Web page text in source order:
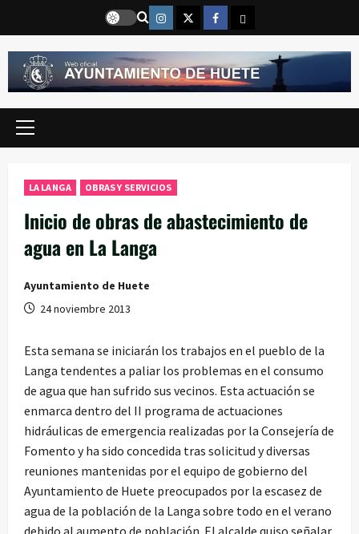
contenido
Instragram
TwitterFacebook
Email
Menú
LA LANGA OBRAS Y SERVICIOS
Inicio de obras de abastecimiento de
agua en La Langa
Ayuntamiento de Huete
24 noviembre 2013
Esta semana se iniciarán los trabajos en el pueblo de la
Langa tendentes a paliar los problemas en el consumo
de agua que han sufrido sus vecinos. Esta actuación se
enmarca dentro del II programa de actuaciones
hidráulicas de emergencia realizadas por la Consejería de
Fomento y ha sido concedida tras solicitud y diversas
reuniones mantenidas por el equipo de gobierno del
Ayuntamiento de Huete preocupados por la escasez de
agua de la población de la Langa sobre todo en el verano
debido al aumento de población. El alcalde quiso señalar,